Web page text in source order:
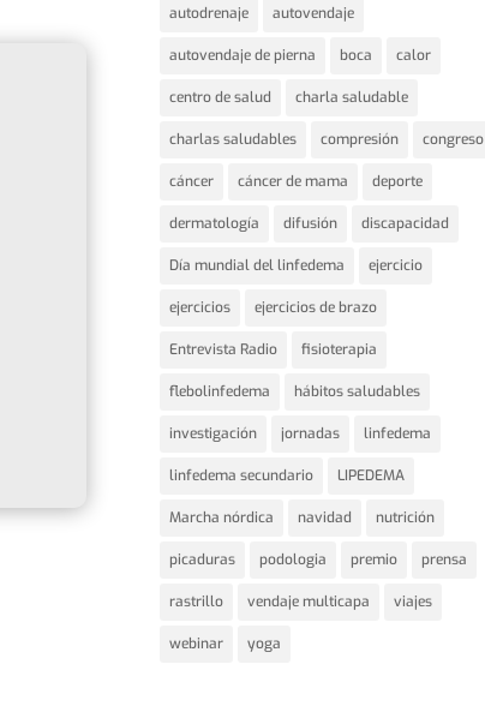
autodrenaje autovendaje
autovendaje de pierna boca calor
centro de salud charla saludable
charlas saludables compresión congreso
cáncer cáncer de mama deporte
dermatología difusión discapacidad
Día mundial del linfedema ejercicio
ejercicios ejercicios de brazo
Entrevista Radio fisioterapia
flebolinfedema hábitos saludables
investigación jornadas linfedema
linfedema secundario LIPEDEMA
Marcha nórdica navidad nutrición
picaduras podologia premio prensa
rastrillo vendaje multicapa viajes
webinar yoga